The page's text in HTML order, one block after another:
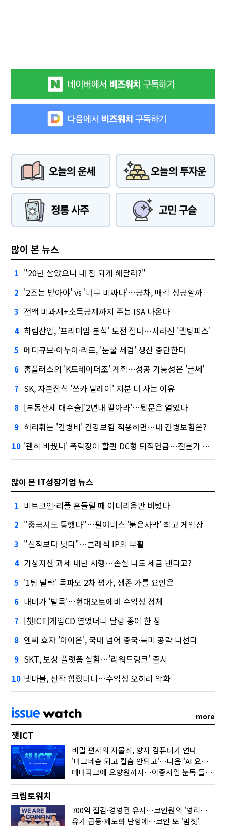
많이 본 뉴스
1 "20년 살았으니 내 집 되게 해달라?"
2 '2조는 받아야' vs '너무 비싸다'…공차, 매각 성공할까
3 전액 비과세+소득공제까지 주는 ISA 나온다
4 하림산업, '프리미엄 분식' 도전 접나…사라진 '멜팅피스'
5 메디큐브·아누아·리르, '눈물 세럼' 생산 중단한다
6 홈플러스의 'K트레이더조' 계획…성공 가능성은 '글쎄'
7 SK, 자본잠식 '쏘카 말레이' 지분 더 사는 이유
8 [부동산세 대수술]'2년내 팔아라'…뒷문은 열었다
9 허리휘는 '간병비' 건강보험 적용하면…내 간병보험은?
10 '괜히 바꿨나' 폭락장이 할퀸 DC형 퇴직연금…전문가 조언은
많이 본 IT성장기업 뉴스
1 비트코인·리플 흔들릴 때 이더리움만 버텼다
2 "중국서도 통했다"…펄어비스 '붉은사막' 최고 게임상
3 "신작보다 낫다"…클래식 IP의 부활
4 가상자산 과세 내년 시행…손실 나도 세금 낸다고?
5 '1팀 탈락' 독파모 2차 평가, 생존 가를 요인은
6 내비가 '발목'…현대오토에버 수익성 정체
7 [챗ICT]게임CD 열었더니 달랑 종이 한 장
8 엔씨 효자 '아이온', 국내 넘어 중국·북미 공략 나선다
9 SKT, 보상 플랫폼 실험…'리워드링크' 출시
10 넷마블, 신작 힘줬더니…수익성 오히려 악화
more
챗ICT
비밀 편지의 자물쇠, 양자 컴퓨터가 연다
'마그네슘 되고 칼슘 안되고'…다음 'AI 요약' 갈 길은
테마파크에 요양원까지…이종사업 눈독 들이는 게임사
크립토워치
700억 절감·경영권 유지…코인원의 '영리한 딜'
유가 급등·제도화 난항에…코인 또 '멈칫'